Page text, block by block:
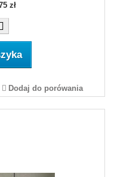
zł
Dodaj do porówania